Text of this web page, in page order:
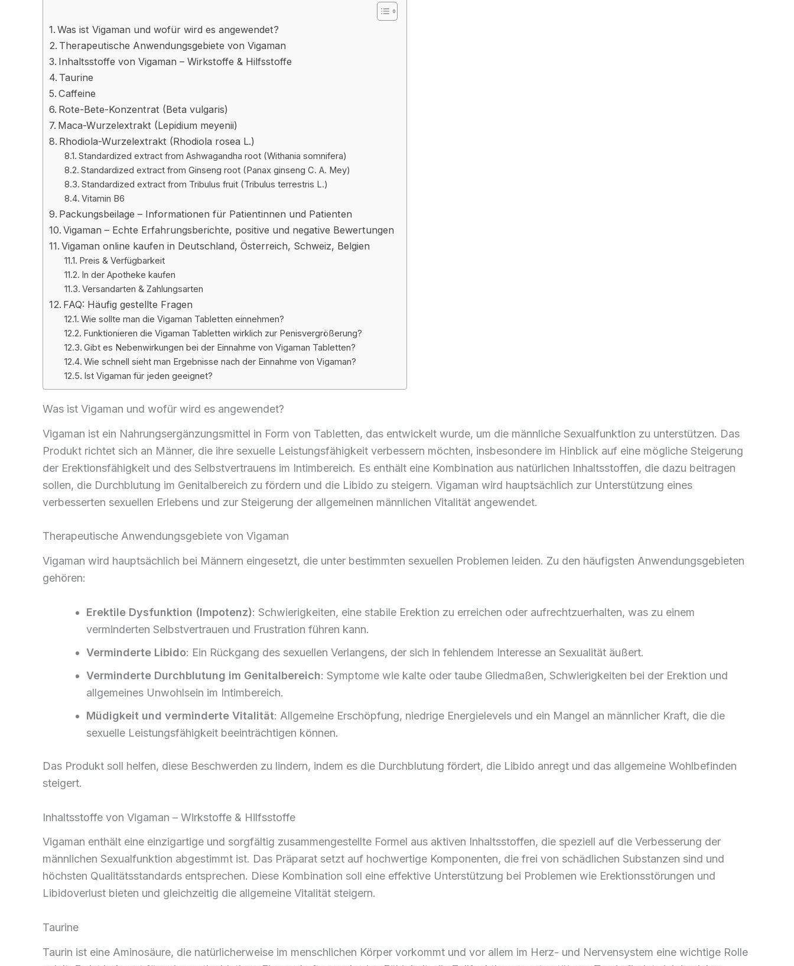
Was ist Vigaman und wofür wird es angewendet?
Therapeutische Anwendungsgebiete von Vigaman
Inhaltsstoffe von Vigaman – Wirkstoffe & Hilfsstoffe
Taurine
Caffeine
Rote-Bete-Konzentrat (Beta vulgaris)
Maca-Wurzelextrakt (Lepidium meyenii)
Rhodiola-Wurzelextrakt (Rhodiola rosea L.)
Standardized extract from Ashwagandha root (Withania somnifera)
Standardized extract from Ginseng root (Panax ginseng C. A. Mey)
Standardized extract from Tribulus fruit (Tribulus terrestris L.)
Vitamin B6
Packungsbeilage – Informationen für Patientinnen und Patienten
Vigaman – Echte Erfahrungsberichte, positive und negative Bewertungen
Vigaman online kaufen in Deutschland, Österreich, Schweiz, Belgien
Preis & Verfügbarkeit
In der Apotheke kaufen
Versandarten & Zahlungsarten
FAQ: Häufig gestellte Fragen
Wie sollte man die Vigaman Tabletten einnehmen?
Funktionieren die Vigaman Tabletten wirklich zur Penisvergrößerung?
Gibt es Nebenwirkungen bei der Einnahme von Vigaman Tabletten?
Wie schnell sieht man Ergebnisse nach der Einnahme von Vigaman?
Ist Vigaman für jeden geeignet?
Was ist Vigaman und wofür wird es angewendet?
Vigaman ist ein Nahrungsergänzungsmittel in Form von Tabletten, das entwickelt wurde, um die männliche Sexualfunktion zu unterstützen. Das
Produkt richtet sich an Männer, die ihre sexuelle Leistungsfähigkeit verbessern möchten, insbesondere im Hinblick auf eine mögliche Steigerung
der Erektionsfähigkeit und des Selbstvertrauens im Intimbereich. Es enthält eine Kombination aus natürlichen Inhaltsstoffen, die dazu beitragen
sollen, die Durchblutung im Genitalbereich zu fördern und die Libido zu steigern. Vigaman wird hauptsächlich zur Unterstützung eines
verbesserten sexuellen Erlebens und zur Steigerung der allgemeinen männlichen Vitalität angewendet.
Therapeutische Anwendungsgebiete von Vigaman
Vigaman wird hauptsächlich bei Männern eingesetzt, die unter bestimmten sexuellen Problemen leiden. Zu den häufigsten Anwendungsgebieten
gehören:
Erektile Dysfunktion (Impotenz): Schwierigkeiten, eine stabile Erektion zu erreichen oder aufrechtzuerhalten, was zu einem
verminderten Selbstvertrauen und Frustration führen kann.
Verminderte Libido: Ein Rückgang des sexuellen Verlangens, der sich in fehlendem Interesse an Sexualität äußert.
Verminderte Durchblutung im Genitalbereich: Symptome wie kalte oder taube Gliedmaßen, Schwierigkeiten bei der Erektion und
allgemeines Unwohlsein im Intimbereich.
Müdigkeit und verminderte Vitalität: Allgemeine Erschöpfung, niedrige Energielevels und ein Mangel an männlicher Kraft, die die
sexuelle Leistungsfähigkeit beeinträchtigen können.
Das Produkt soll helfen, diese Beschwerden zu lindern, indem es die Durchblutung fördert, die Libido anregt und das allgemeine Wohlbefinden
steigert.
Inhaltsstoffe von Vigaman – Wirkstoffe & Hilfsstoffe
Vigaman enthält eine einzigartige und sorgfältig zusammengestellte Formel aus aktiven Inhaltsstoffen, die speziell auf die Verbesserung der
männlichen Sexualfunktion abgestimmt ist. Das Präparat setzt auf hochwertige Komponenten, die frei von schädlichen Substanzen sind und
höchsten Qualitätsstandards entsprechen. Diese Kombination soll eine effektive Unterstützung bei Problemen wie Erektionsstörungen und
Libidoverlust bieten und gleichzeitig die allgemeine Vitalität steigern.
Taurine
Taurin ist eine Aminosäure, die natürlicherweise im menschlichen Körper vorkommt und vor allem im Herz- und Nervensystem eine wichtige Rolle